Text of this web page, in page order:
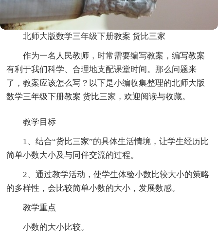
北师大版数学三年级下册教案 货比三家
作为一名人民教师，时常需要编写教案，编写教案
有利于我们科学、合理地支配课堂时间。那么问题来
了，教案应该怎么写？以下是小编收集整理的北师大版
数学三年级下册教案 货比三家，欢迎阅读与收藏。
教学目标
1、结合“货比三家”的具体生活情境，让学生经历比
简单小数大小及与同伴交流的过程。
2、通过教学活动，使学生体验小数比较大小的策略
的多样性，会比较简单小数的大小，发展数感。
教学重点
小数的大小比较。